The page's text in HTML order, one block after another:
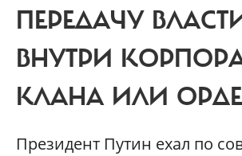
ПЕРЕДАЧУ
ВНУТРИ
КЛАНА ИЛИ
Президент Путин ехал по